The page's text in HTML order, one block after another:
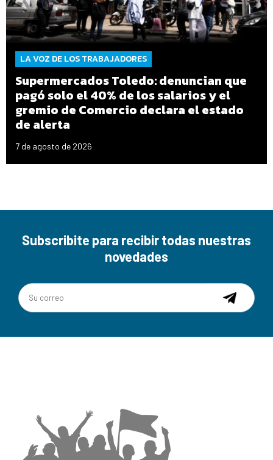
LA VOZ DE LOS TRABAJADORES
Supermercados Toledo: denuncian que
pagó solo el 40% de los salarios y el
gremio de Comercio declara el estado
de alerta
7 de agosto de 2026
Subscribite para recibir todas nuestras
novedades